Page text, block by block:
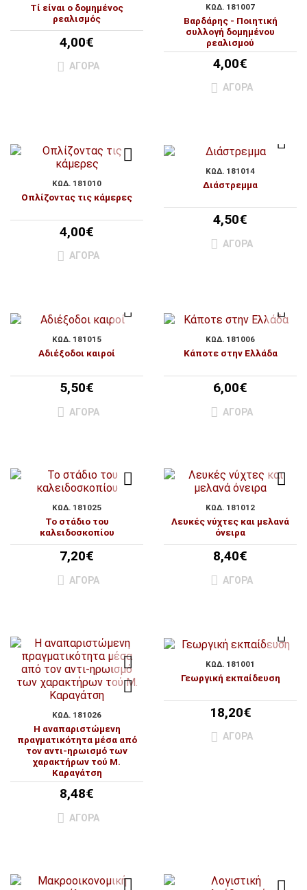
Τί είναι ο δομημένος
ρεαλισμός
4,00€
ΑΓΟΡΆ
ΚΩΔ. 181007
Βαρδάρης - Ποιητική
συλλογή δομημένου
ρεαλισμού
4,00€
ΑΓΟΡΆ
ΚΩΔ. 181010
Οπλίζοντας τις κάμερες
4,00€
ΑΓΟΡΆ
ΚΩΔ. 181014
Διάστρεμμα
4,50€
ΑΓΟΡΆ
ΚΩΔ. 181015
Αδιέξοδοι καιροί
5,50€
ΑΓΟΡΆ
ΚΩΔ. 181006
Κάποτε στην Ελλάδα
6,00€
ΑΓΟΡΆ
ΚΩΔ. 181025
Το στάδιο του
καλειδοσκοπίου
7,20€
ΑΓΟΡΆ
ΚΩΔ. 181012
Λευκές νύχτες και μελανά
όνειρα
8,40€
ΑΓΟΡΆ
ΚΩΔ. 181026
Η αναπαριστώμενη
πραγματικότητα μέσα από
τον αντι-ηρωισμό των
χαρακτήρων τού Μ.
Καραγάτση
8,48€
ΑΓΟΡΆ
ΚΩΔ. 181001
Γεωργική εκπαίδευση
18,20€
ΑΓΟΡΆ